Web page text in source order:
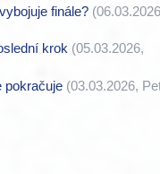
finále?
krok (05.03.2026,
pokračuje (03.03.2026,